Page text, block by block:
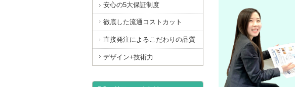
安心の5大保証制度
徹底した流通コストカット
直接発注によるこだわりの品質
デザイン+技術力